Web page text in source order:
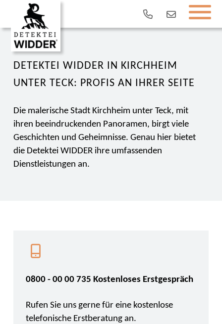
DETEKTEI WIDDER IN KIRCHHEIM
UNTER TECK: PROFIS AN IHRER SEITE
Die malerische Stadt Kirchheim unter Teck, mit
ihren beeindruckenden Panoramen, birgt viele
Geschichten und Geheimnisse. Genau hier bietet
die Detektei WIDDER ihre umfassenden
Dienstleistungen an.
0800 - 00 00 735 Kostenloses Erstgespräch
Rufen Sie uns gerne für eine kostenlose
telefonische Erstberatung an.